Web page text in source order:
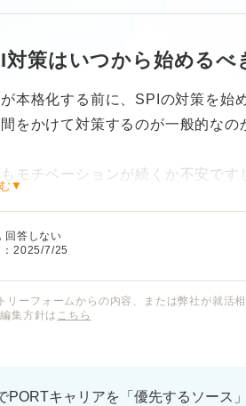
対策はいつから始めるべ
本格化する前に、SPIの対策を始
をかけて対策するのが一般的なの
モチベーションが続くか不安で
た時間で効率よく対策を進める
▼
回答しない
：2025/7/25
リーフォームからの内容、または弊社が就活
集方針は こちら
PORTキャリアを「優先するソース